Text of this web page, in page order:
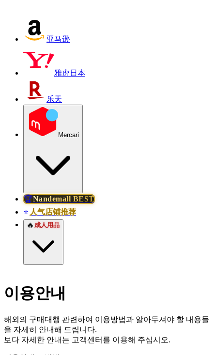
亚马逊
雅虎日本
乐天
Mercari
🏆Nandemall BEST
⭐ 人气店铺推荐
🔥 成人用品
이용안내
해외의 구매대행 관련하여 이용방법과 알아두셔야 할 내용들
을 자세히 안내해 드립니다.
보다 자세한 안내는 고객센터를 이용해 주십시오.